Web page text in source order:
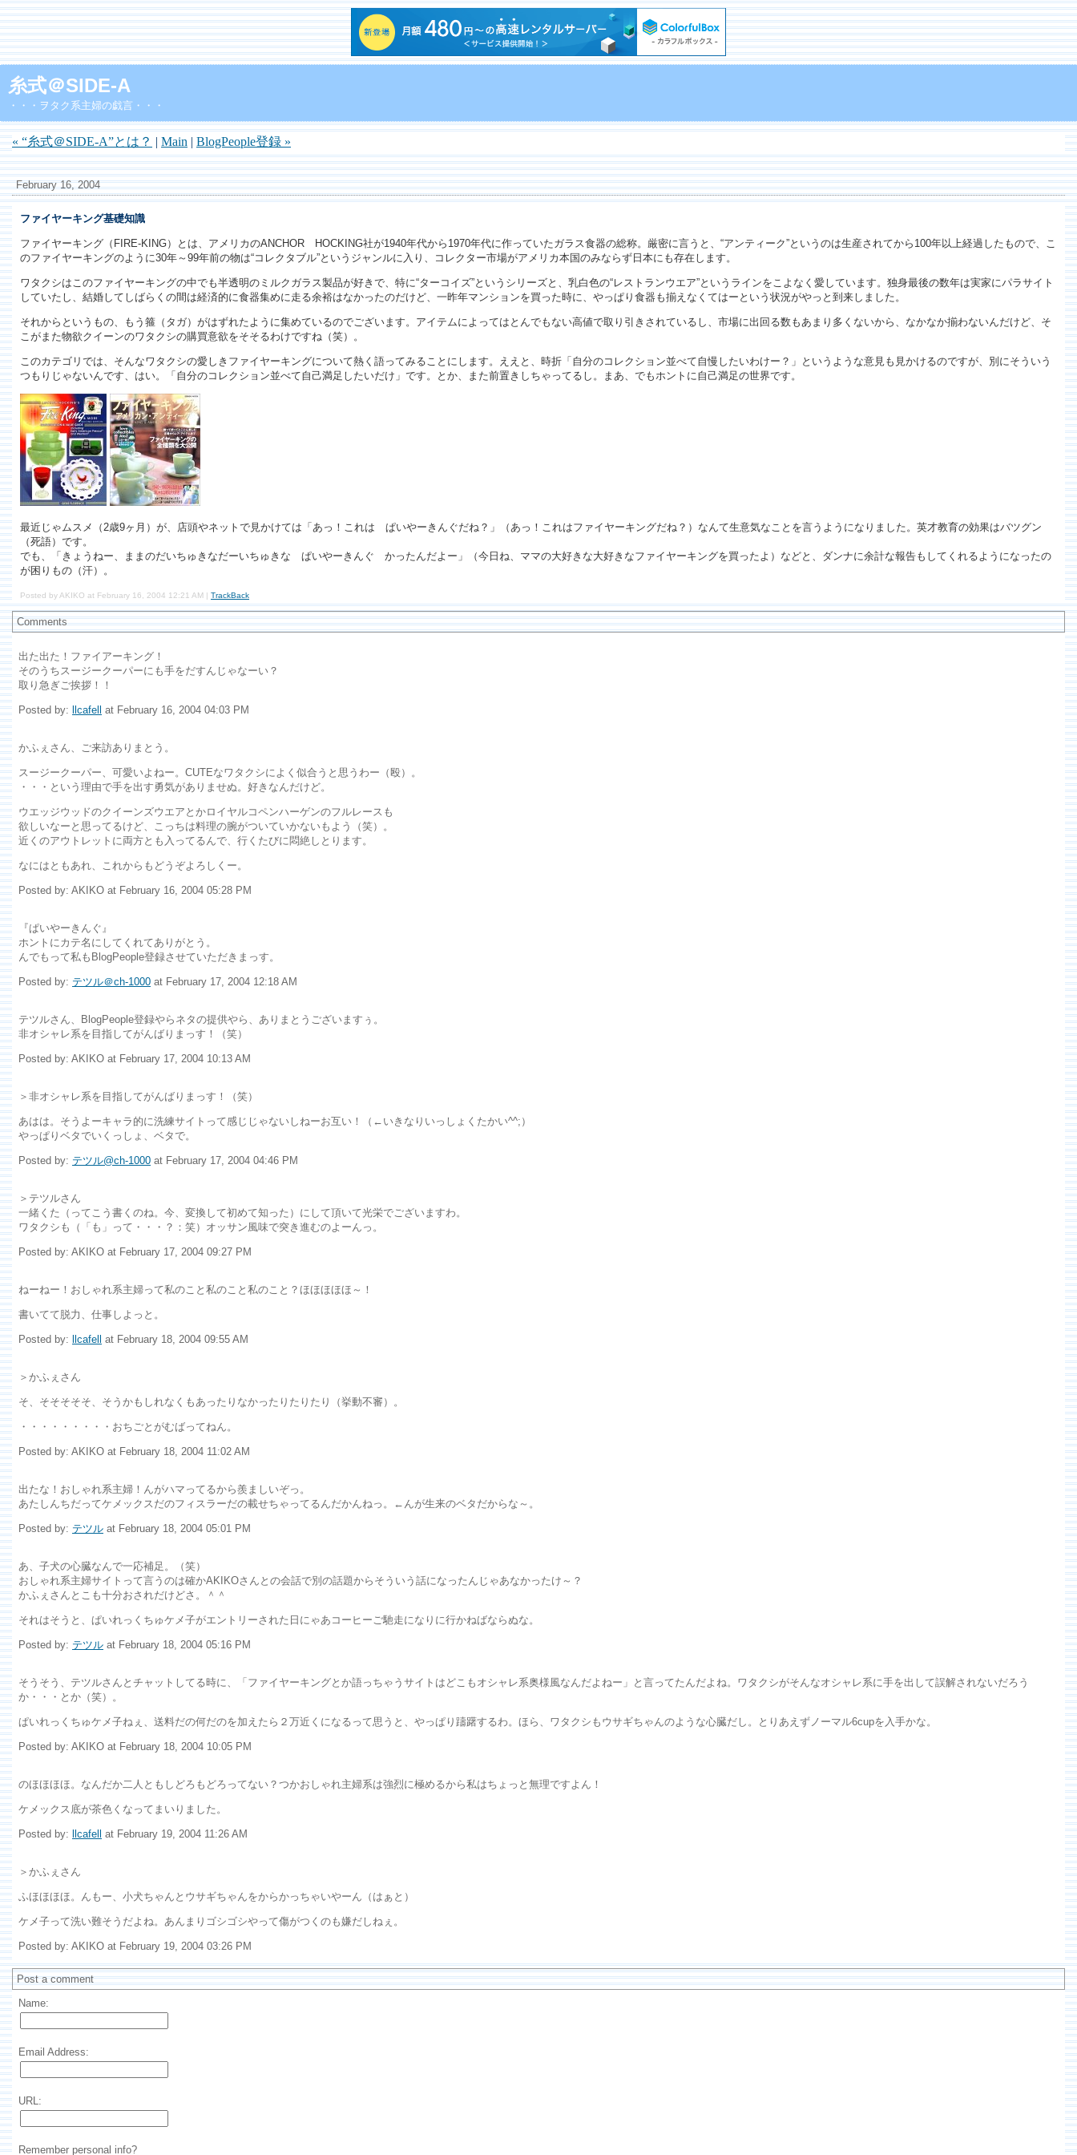
糸式＠SIDE-A
・・・ヲタク系主婦の戯言・・・
« “糸式＠SIDE-A”とは？ | Main | BlogPeople登録 »
February 16, 2004
ファイヤーキング基礎知識
ファイヤーキング（FIRE-KING）とは、アメリカのANCHOR HOCKING社が1940年代から1970年代に作っていたガラス食器の総称。厳密に言うと、“アンティーク”というのは生産されてから100年以上経過したもので、こ
のファイヤーキングのように30年～99年前の物は“コレクタブル”というジャンルに入り、コレクター市場がアメリカ本国のみならず日本にも存在します。
ワタクシはこのファイヤーキングの中でも半透明のミルクガラス製品が好きで、特に“ターコイズ”というシリーズと、乳白色の“レストランウエア”というラインをこよなく愛しています。独身最後の数年は実家にパラサイト
していたし、結婚してしばらくの間は経済的に食器集めに走る余裕はなかったのだけど、一昨年マンションを買った時に、やっぱり食器も揃えなくてはーという状況がやっと到来しました。
それからというもの、もう箍（タガ）がはずれたように集めているのでございます。アイテムによってはとんでもない高値で取り引きされているし、市場に出回る数もあまり多くないから、なかなか揃わないんだけど、そ
こがまた物欲クイーンのワタクシの購買意欲をそそるわけですね（笑）。
このカテゴリでは、そんなワタクシの愛しきファイヤーキングについて熱く語ってみることにします。ええと、時折「自分のコレクション並べて自慢したいわけー？」というような意見も見かけるのですが、別にそういう
つもりじゃないんです、はい。「自分のコレクション並べて自己満足したいだけ」です。とか、また前置きしちゃってるし。まあ、でもホントに自己満足の世界です。
最近じゃムスメ（2歳9ヶ月）が、店頭やネットで見かけては「あっ！これは ぱいやーきんぐだね？」（あっ！これはファイヤーキングだね？）なんて生意気なことを言うようになりました。英才教育の効果はバツグン
（死語）です。
でも、「きょうねー、ままのだいちゅきなだーいちゅきな ぱいやーきんぐ かったんだよー」（今日ね、ママの大好きな大好きなファイヤーキングを買ったよ）などと、ダンナに余計な報告もしてくれるようになったの
が困りもの（汗）。
Posted by AKIKO at February 16, 2004 12:21 AM | TrackBack
Comments
出た出た！ファイアーキング！
そのうちスージークーパーにも手をだすんじゃなーい？
取り急ぎご挨拶！！
Posted by: llcafell at February 16, 2004 04:03 PM
かふぇさん、ご来訪ありまとう。
スージークーパー、可愛いよねー。CUTEなワタクシによく似合うと思うわー（殴）。
・・・という理由で手を出す勇気がありませぬ。好きなんだけど。
ウエッジウッドのクイーンズウエアとかロイヤルコペンハーゲンのフルレースも
欲しいなーと思ってるけど、こっちは料理の腕がついていかないもよう（笑）。
近くのアウトレットに両方とも入ってるんで、行くたびに悶絶しとります。
なにはともあれ、これからもどうぞよろしくー。
Posted by: AKIKO at February 16, 2004 05:28 PM
『ぱいやーきんぐ』
ホントにカテ名にしてくれてありがとう。
んでもって私もBlogPeople登録させていただきまっす。
Posted by: テツル＠ch-1000 at February 17, 2004 12:18 AM
テツルさん、BlogPeople登録やらネタの提供やら、ありまとうございますぅ。
非オシャレ系を目指してがんばりまっす！（笑）
Posted by: AKIKO at February 17, 2004 10:13 AM
＞非オシャレ系を目指してがんばりまっす！（笑）
あはは。そうよーキャラ的に洗練サイトって感じじゃないしねーお互い！（←いきなりいっしょくたかい^^;）
やっぱりベタでいくっしょ、ベタで。
Posted by: テツル@ch-1000 at February 17, 2004 04:46 PM
＞テツルさん
一緒くた（ってこう書くのね。今、変換して初めて知った）にして頂いて光栄でございますわ。
ワタクシも（「も」って・・・？：笑）オッサン風味で突き進むのよーんっ。
Posted by: AKIKO at February 17, 2004 09:27 PM
ねーねー！おしゃれ系主婦って私のこと私のこと私のこと？ほほほほほ～！
書いてて脱力、仕事しよっと。
Posted by: llcafell at February 18, 2004 09:55 AM
＞かふぇさん
そ、そそそそそ、そうかもしれなくもあったりなかったりたりたり（挙動不審）。
・・・・・・・・・おちごとがむばってねん。
Posted by: AKIKO at February 18, 2004 11:02 AM
出たな！おしゃれ系主婦！んがハマってるから羨ましいぞっ。
あたしんちだってケメックスだのフィスラーだの載せちゃってるんだかんねっ。←んが生来のベタだからな～。
Posted by: テツル at February 18, 2004 05:01 PM
あ、子犬の心臓なんで一応補足。（笑）
おしゃれ系主婦サイトって言うのは確かAKIKOさんとの会話で別の話題からそういう話になったんじゃあなかったけ～？
かふぇさんとこも十分おされだけどさ。＾＾
それはそうと、ぱいれっくちゅケメ子がエントリーされた日にゃあコーヒーご馳走になりに行かねばならぬな。
Posted by: テツル at February 18, 2004 05:16 PM
そうそう、テツルさんとチャットしてる時に、「ファイヤーキングとか語っちゃうサイトはどこもオシャレ系奥様風なんだよねー」と言ってたんだよね。ワタクシがそんなオシャレ系に手を出して誤解されないだろう
か・・・とか（笑）。
ぱいれっくちゅケメ子ねぇ、送料だの何だのを加えたら２万近くになるって思うと、やっぱり躊躇するわ。ほら、ワタクシもウサギちゃんのような心臓だし。とりあえずノーマル6cupを入手かな。
Posted by: AKIKO at February 18, 2004 10:05 PM
のほほほほ。なんだか二人ともしどろもどろってない？つかおしゃれ主婦系は強烈に極めるから私はちょっと無理ですよん！
ケメックス底が茶色くなってまいりました。
Posted by: llcafell at February 19, 2004 11:26 AM
＞かふぇさん
ふほほほほ。んもー、小犬ちゃんとウサギちゃんをからかっちゃいやーん（はぁと）
ケメ子って洗い難そうだよね。あんまりゴシゴシやって傷がつくのも嫌だしねぇ。
Posted by: AKIKO at February 19, 2004 03:26 PM
Post a comment
Name:
Email Address:
URL:
Remember personal info?